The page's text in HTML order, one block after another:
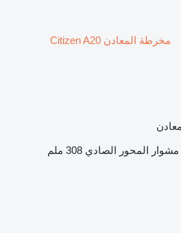
مخرطة المعادن Citizen A20
مشوار المحور الصادي 308 ملم